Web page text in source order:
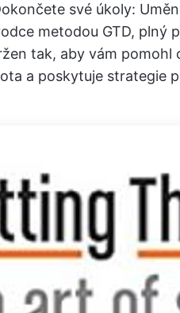
své úkoly:
metodou GTD, plný
tak, aby vám
a poskytuje strategie